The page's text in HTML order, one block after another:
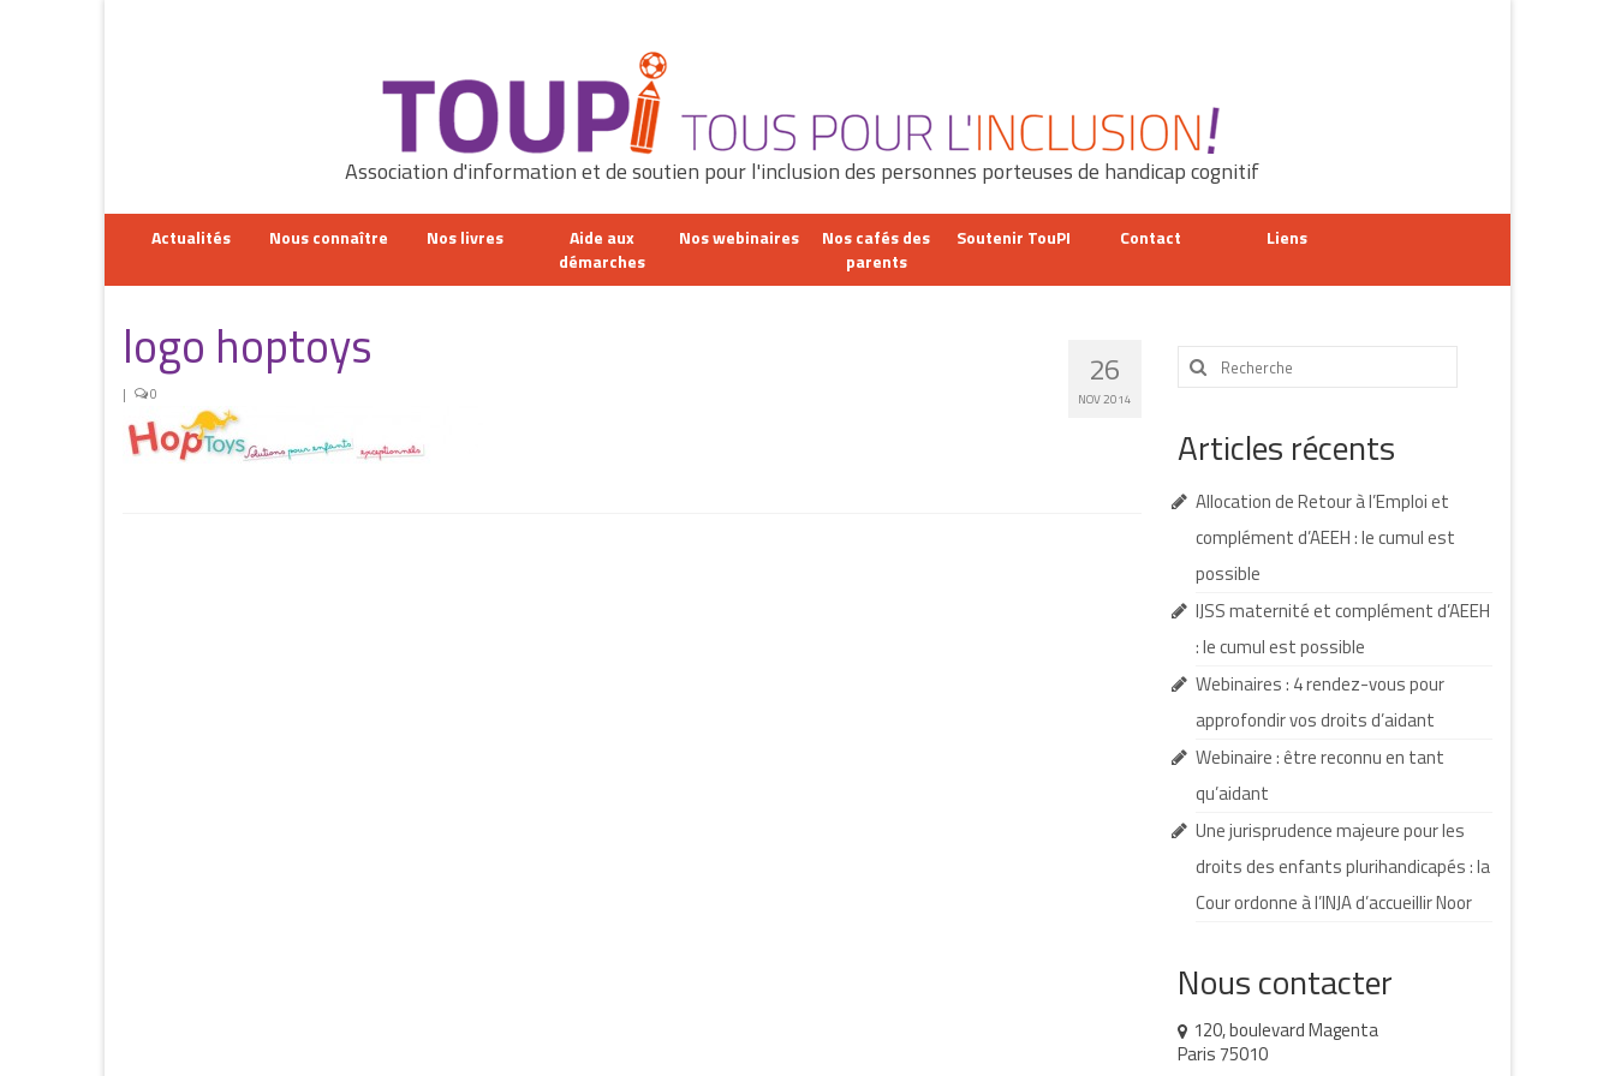
Association d'information et de soutien pour l'inclusion des personnes porteuses de handicap cognitif
Actualités Nous connaître Nos livres
Aide aux
démarches
Nos webinaires
Nos cafés des
parents
Soutenir TouPI Contact Liens
26
NOV 2014
logo hoptoys
| 0
Rechercher
:
Articles récents
Allocation de Retour à l’Emploi et
complément d’AEEH : le cumul est
possible
IJSS maternité et complément d’AEEH
: le cumul est possible
Webinaires : 4 rendez-vous pour
approfondir vos droits d’aidant
Webinaire : être reconnu en tant
qu’aidant
Une jurisprudence majeure pour les
droits des enfants plurihandicapés : la
Cour ordonne à l’INJA d’accueillir Noor
Nous contacter
120, boulevard Magenta
Paris 75010